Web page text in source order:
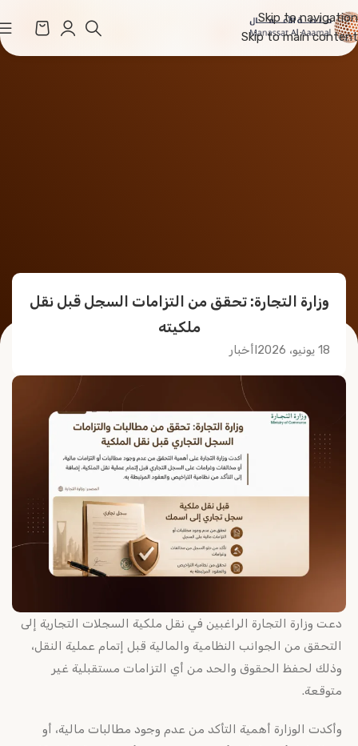
Skip to navigation
Skip to main content
وزارة التجارة: تحقق من التزامات السجل قبل نقل
ملكيته
18 يونيو، 2026 Iأخبار
دعت وزارة التجارة الراغبين في نقل ملكية السجلات التجارية إلى
التحقق من الجوانب النظامية والمالية قبل إتمام عملية النقل،
وذلك لحفظ الحقوق والحد من أي التزامات مستقبلية غير
متوقعة.
وأكدت الوزارة أهمية التأكد من عدم وجود مطالبات مالية، أو